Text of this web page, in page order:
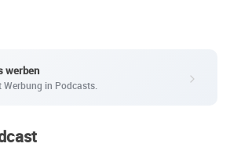
werben
Werbung in Podcasts.